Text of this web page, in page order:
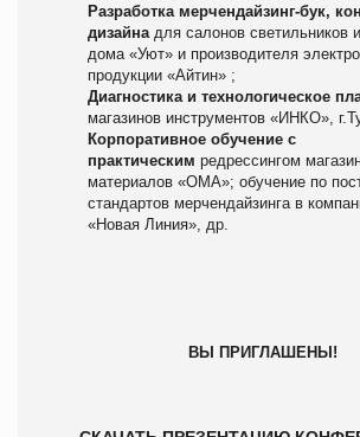
Разработка мерчендайзинг-бук,
дизайнадля салонов светильников
дома «Уют» и производителя
продукции «Айтин» ;
Диагностика и технологическое
магазинов инструментов «ИНКО»,
Корпоративное обучение с
практическим редрессингом
материалов «ОМА»; обучение по
стандартов мерчендайзинга в
«Новая Линия», др.
ВЫ ПРИГЛАШЕНЫ!